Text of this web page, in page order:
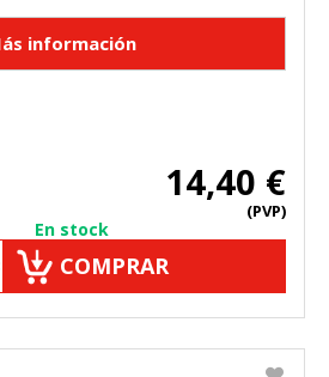
14,40 €
(PVP)
En stock
COMPRAR